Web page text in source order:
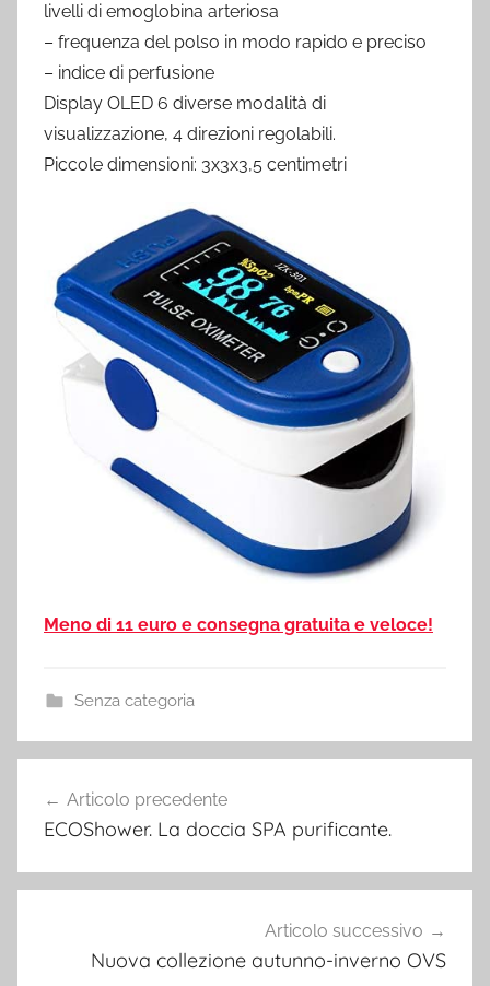
livelli di emoglobina arteriosa
– frequenza del polso in modo rapido e preciso
– indice di perfusione
Display OLED 6 diverse modalità di
visualizzazione, 4 direzioni regolabili.
Piccole dimensioni: 3x3x3,5 centimetri
Meno di 11 euro e consegna gratuita e veloce!
Senza categoria
articoli
Articolo precedente
ECOShower. La doccia SPA purificante.
Articolo successivo
Nuova collezione autunno-inverno OVS